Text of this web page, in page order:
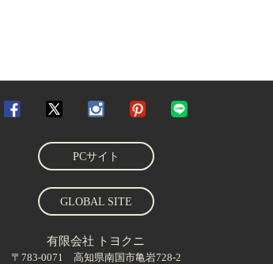
PCサイト
GLOBAL SITE
有限会社 トヨクニ
〒783-0071 高知県南国市亀岩728-2